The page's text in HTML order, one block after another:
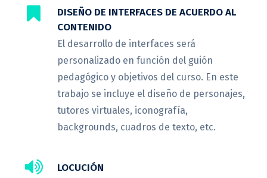
DISEÑO DE INTERFACES DE ACUERDO AL
CONTENIDO
El desarrollo de interfaces será
personalizado en función del guión
pedagógico y objetivos del curso. En este
trabajo se incluye el diseño de personajes,
tutores virtuales, iconografía,
backgrounds, cuadros de texto, etc.
LOCUCIÓN